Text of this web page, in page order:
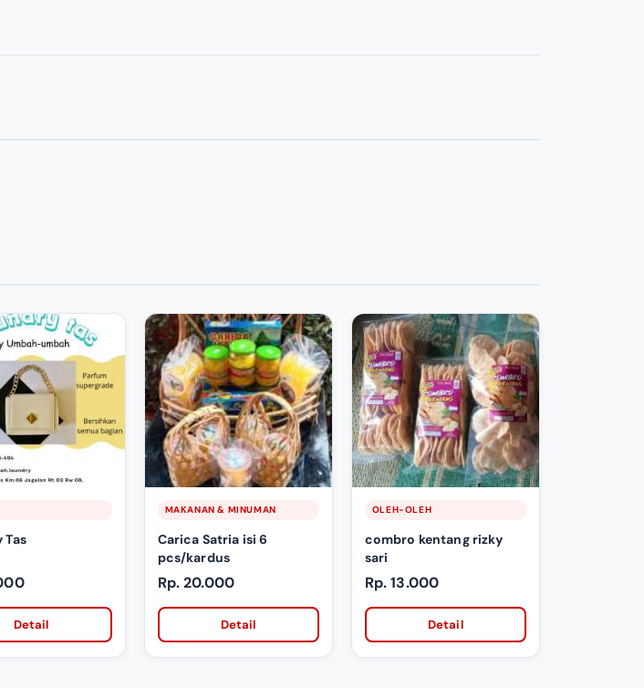
Tas
Detail
MAKANAN & MINUMAN
Carica Satria isi 6
pcs/kardus
Rp. 20.000
Detail
OLEH-OLEH
combro kentang rizky
sari
Rp. 13.000
Detail